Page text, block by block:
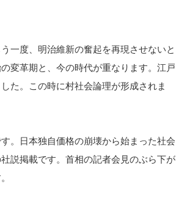
一度、明治維新の奮起を再現させないと
変革期と、今の時代が重なります。江戸
た。この時に村社会論理が形成されま
。日本独自価格の崩壊から始まった社会
説掲載です。首相の記者会見のぶら下が